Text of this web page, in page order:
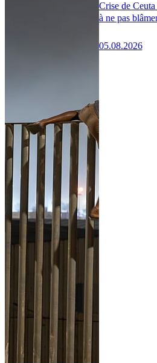
Crise de
à ne pas
05.08.2026